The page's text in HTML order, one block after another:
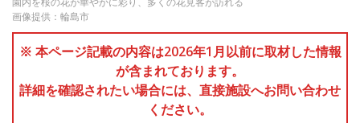
画像提供：輪島市
※ 本ページ記載の内容は2026年1月以前に取材した情報
が含まれております。
詳細を確認されたい場合には、直接施設へお問い合わせ
ください。